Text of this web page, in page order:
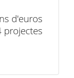
d'euros
projectes